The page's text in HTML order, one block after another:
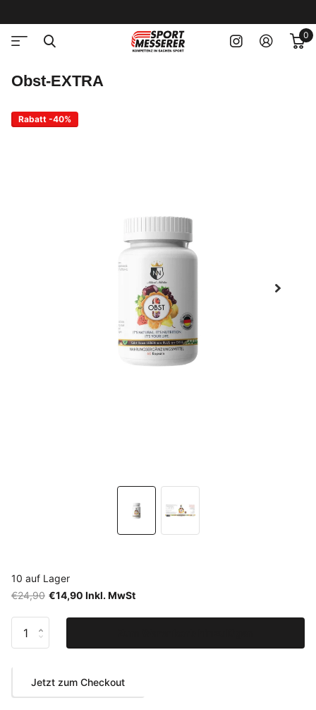
0
Obst-EXTRA
Rabatt -40%
10 auf Lager
€24,90 €14,90 Inkl. MwSt
Jetzt zum Checkout